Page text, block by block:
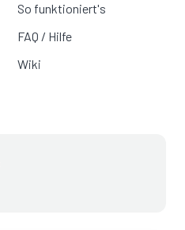
So funktioniert's
FAQ / Hilfe
Wiki